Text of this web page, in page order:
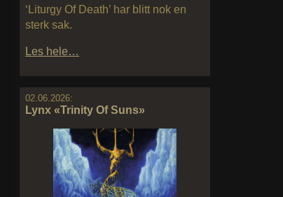
‘Liturgy Of Death’ har blitt nok en
sterk sak.
Les hele…
02.06.2026:
Lynx «Trinity Of Suns»